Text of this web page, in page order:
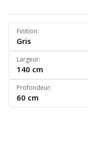
Finition:
Gris
Largeur:
140 cm
Profondeur:
60 cm